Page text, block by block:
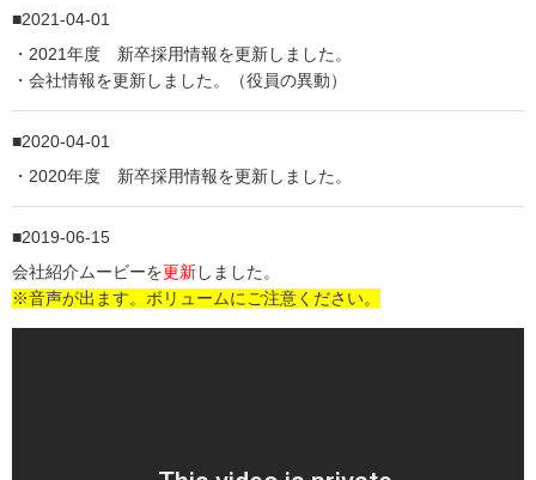
2021-04-01
・2021年度 新卒採用情報を更新しました。
・会社情報を更新しました。（役員の異動）
2020-04-01
・2020年度 新卒採用情報を更新しました。
2019-06-15
会社紹介ムービーを更新しました。
※音声が出ます。ボリュームにご注意ください。